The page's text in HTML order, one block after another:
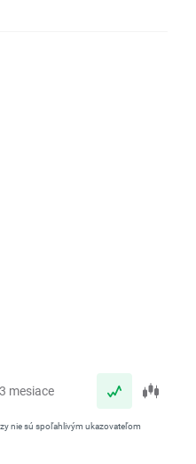
3 mesiace
nie sú spoľahlivým ukazovateľom